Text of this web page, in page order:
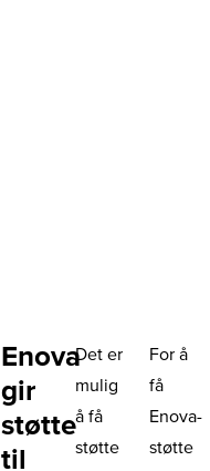
Enova
gir
støtte
til
Det er
mulig
å få
støtte
For å
få
Enova-
støtte